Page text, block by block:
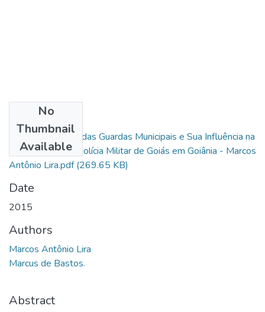
No
Thumbnail
Available
O Novo Estatuto das Guardas Municipais e Sua Influência na
Competência da Polícia Militar de Goiás em Goiânia - Marcos
Antônio Lira.pdf(269.65 KB)
Date
2015
Authors
Marcos Antônio Lira
Marcus de Bastos.
Abstract